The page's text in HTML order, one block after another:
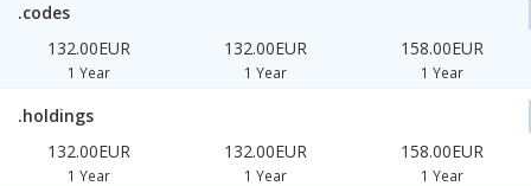
.codes
132.00EUR
1 Year
132.00EUR
1 Year
158.00EUR
1 Year
.holdings
132.00EUR
1 Year
132.00EUR
1 Year
158.00EUR
1 Year